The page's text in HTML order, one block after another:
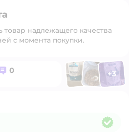
надлежащего качества
с момента покупки.
0 ФотоФотоФото
+3
Открыть